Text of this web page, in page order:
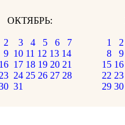
ОКТЯБРЬ:
2 3 4 5 6
7
9 10 11 12 13 14
16 17 18 19 20 21
23 24 25 26 27 28
31
1 2
8
9
15 16
22 23
29 30